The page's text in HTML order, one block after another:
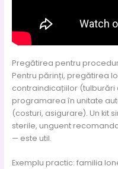
Pregătirea pentru
Pentru părinți, pregătirea
contraindicațiilor (tulburări
programarea în unitate
(costuri, asigurare). Un kit
sterile, unguent
— este util.
Exemplu practic: familia